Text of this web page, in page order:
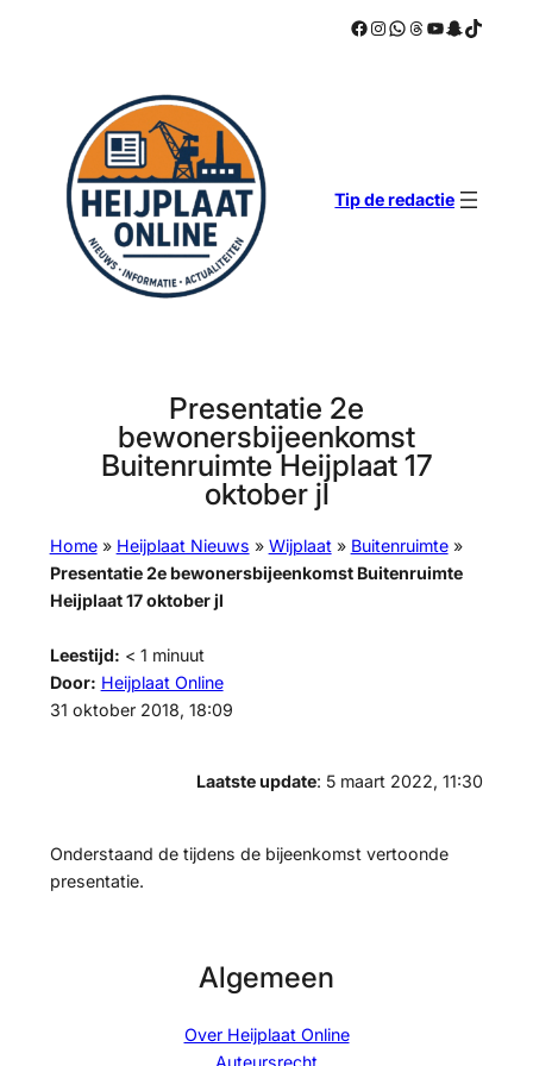
Facebook
Instagram
WhatsApp
Threads
YouTube
Snapchat
TikTok
Tip de redactie
Presentatie 2e
bewonersbijeenkomst
Buitenruimte Heijplaat 17
oktober jl
Home» Heijplaat Nieuws » Wijplaat» Buitenruimte»
Presentatie 2e bewonersbijeenkomst Buitenruimte
Heijplaat 17 oktober jl
Leestijd: < 1 minuut
Door: Heijplaat Online
31 oktober 2018, 18:09
Laatste update: 5 maart 2022, 11:30
Onderstaand de tijdens de bijeenkomst vertoonde
presentatie.
Algemeen
Over Heijplaat Online
Auteursrecht